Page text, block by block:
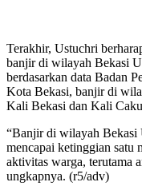
Terakhir, Ustuchri
banjir di wilayah Bekasi
berdasarkan data Badan
Kota Bekasi, banjir di
Kali Bekasi dan Kali
“Banjir di wilayah Bekasi
mencapai ketinggian satu
aktivitas warga, terutama
ungkapnya. (r5/adv)